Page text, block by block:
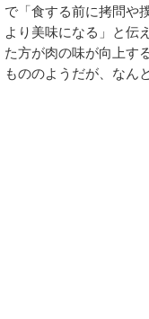
で「食する前に拷問や
より美味になる」と伝
た方が肉の味が向上す
もののようだが、なん